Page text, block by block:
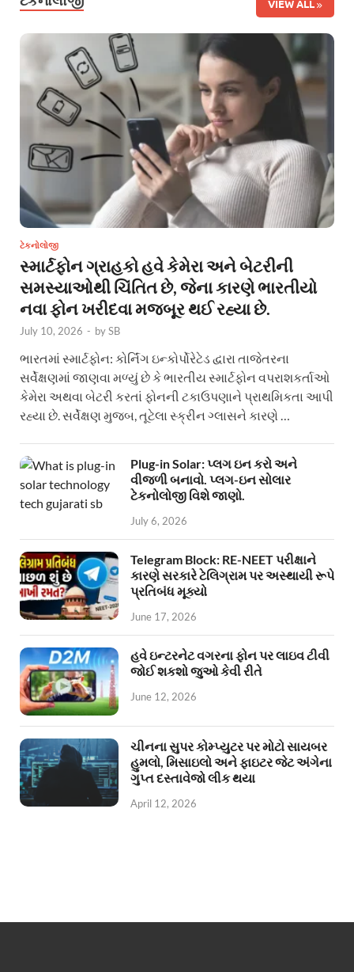
VIEW ALL
ટેકનોલોજી
સ્માર્ટફોન ગ્રાહકો હવે કેમેરા અને બેટરીની
સમસ્યાઓથી ચિંતિત છે, જેના કારણે ભારતીયો
નવા ફોન ખરીદવા મજબૂર થઈ રહ્યા છે.
July 10, 2026 - bySB
ભારતમાં સ્માર્ટફોન: કોર્નિંગ ઇન્કોર્પોરેટેડ દ્વારા તાજેતરના
સર્વેક્ષણમાં જાણવા મળ્યું છે કે ભારતીય સ્માર્ટફોન વપરાશકર્તાઓ
કેમેરા અથવા બેટરી કરતાં ફોનની ટકાઉપણાને પ્રાથમિકતા આપી
રહ્યા છે. સર્વેક્ષણ મુજબ, તૂટેલા સ્ક્રીન ગ્લાસને કારણે …
Plug-in Solar: પ્લગ ઇન કરો અને
વીજળી બનાવો. પ્લગ-ઇન સોલાર
ટેકનોલોજી વિશે જાણો.
July 6, 2026
Telegram Block: RE-NEET પરીક્ષાને
કારણે સરકારે ટેલિગ્રામ પર અસ્થાયી રૂપે
પ્રતિબંધ મૂક્યો
June 17, 2026
હવે ઇન્ટરનેટ વગરના ફોન પર લાઇવ ટીવી
જોઈ શકશો જુઓ કેવી રીતે
June 12, 2026
ચીનના સુપર કોમ્પ્યુટર પર મોટો સાયબર
હુમલો, મિસાઇલો અને ફાઇટર જેટ અંગેના
ગુપ્ત દસ્તાવેજો લીક થયા
April 12, 2026